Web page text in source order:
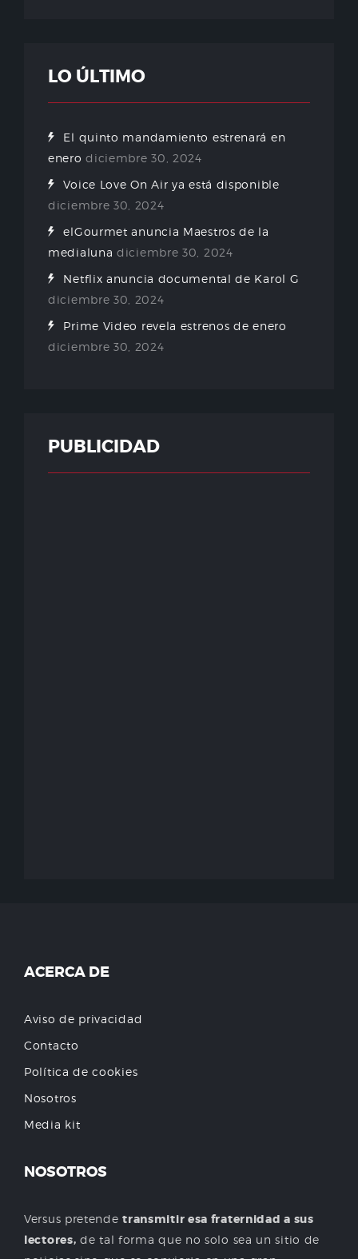
LO ÚLTIMO
El quinto mandamiento estrenará en
enero diciembre 30, 2024
Voice Love On Air ya está disponible
diciembre 30, 2024
elGourmet anuncia Maestros de la
medialuna diciembre 30, 2024
Netflix anuncia documental de Karol G
diciembre 30, 2024
Prime Video revela estrenos de enero
diciembre 30, 2024
PUBLICIDAD
ACERCA DE
Aviso de privacidad
Contacto
Política de cookies
Nosotros
Media kit
NOSOTROS
Versus pretendetransmitir esa fraternidad a sus
lectores, de tal forma que no solo sea un sitio de